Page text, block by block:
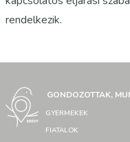
rendelkezik.
GONDOZOTTAK,
GYERMEKEK
FIATALOK